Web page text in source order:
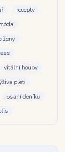
recepty
ženy
vitální houby
pleti
psaní deníku